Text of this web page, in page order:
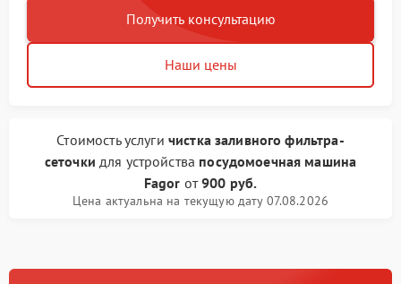
Получить консультацию
Наши цены
Стоимость услуги чистка заливного фильтра-
сеточки для устройства посудомоечная машина
Fagor от900 руб.
Цена актуальна на текущую дату 07.08.2026